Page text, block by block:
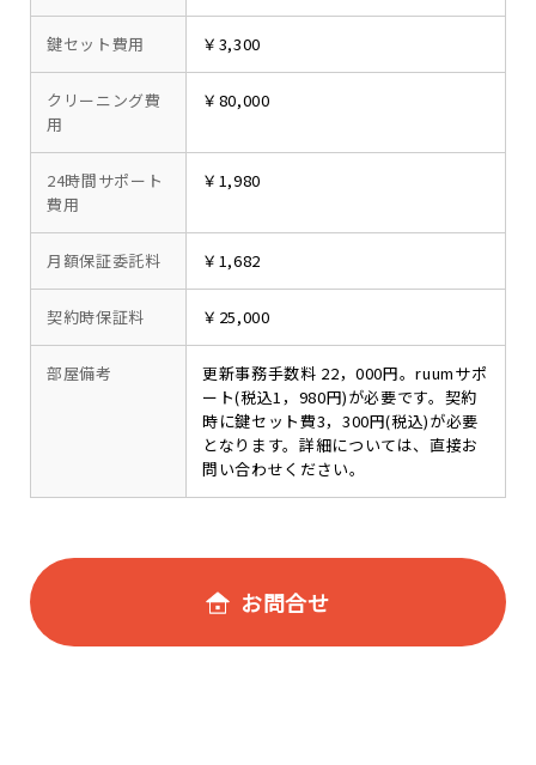
鍵セット費用 ￥3,300
クリーニング費
用
￥80,000
24時間サポート
費用
￥1,980
月額保証委託料 ￥1,682
契約時保証料 ￥25,000
部屋備考
更新事務手数料 22，000円。ruumサポ
ート(税込1，980円)が必要です。契約
時に鍵セット費3，300円(税込)が必要
となります。詳細については、直接お
問い合わせください。
お問合せ